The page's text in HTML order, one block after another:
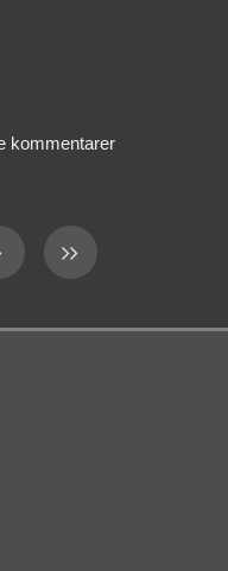
kommentarer